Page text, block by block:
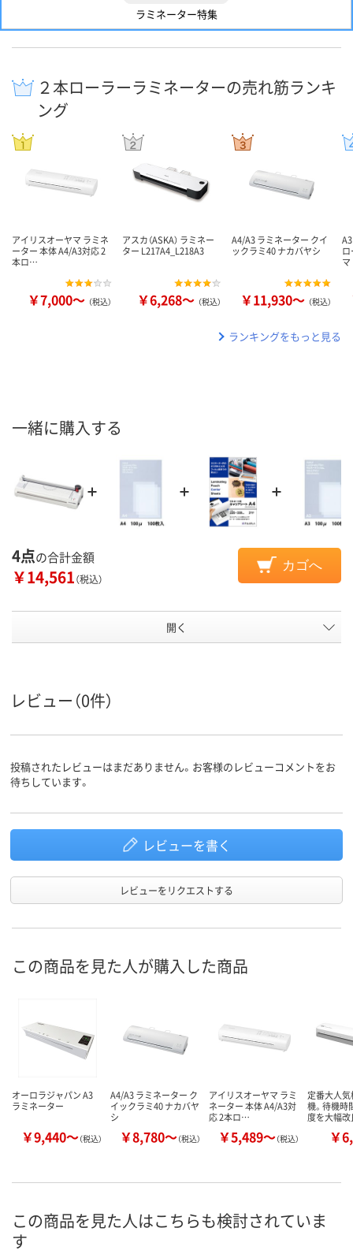
ラミネーター特集
２本ローラーラミネーターの売れ筋ランキ
ング
アイリスオーヤマ ラミネ
ーター 本体 A4/A3対応 2
本ロ…
￥7,000～ （税込）
アスカ（ASKA） ラミネー
ター L217A4_L218A3
￥6,268～ （税込）
A4/A3 ラミネーター クイ
ックラミ40 ナカバヤシ
￥11,930～ （税込）
マ
ランキングをもっと見る
一緒に購入する
4点の合計金額
￥14,561（税込）
カゴへ
開く
レビュー（0件）
投稿されたレビューはまだありません。お客様のレビューコメントをお
待ちしています。
レビューを書く
レビューをリクエストする
この商品を見た人が購入した商品
オーロラジャパン A3
ラミネーター
￥9,440～（税込）
A4/A3 ラミネーター ク
イックラミ40 ナカバヤ
シ
￥8,780～（税込）
アイリスオーヤマ ラミ
ネーター 本体 A4/A3対
応 2本ロ…
￥5,489～（税込）
定番大人
機。待機時
度を大幅
￥
この商品を見た人はこちらも検討されていま
す